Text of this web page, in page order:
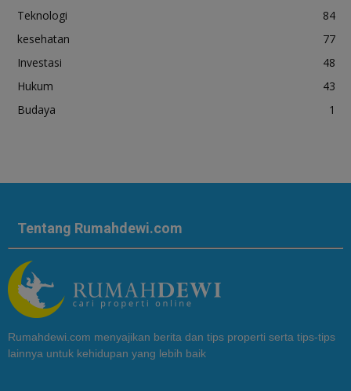
Teknologi
84
kesehatan
77
Investasi
48
Hukum
43
Budaya
1
Tentang Rumahdewi.com
Rumahdewi.com menyajikan berita dan tips properti serta tips-tips
lainnya untuk kehidupan yang lebih baik